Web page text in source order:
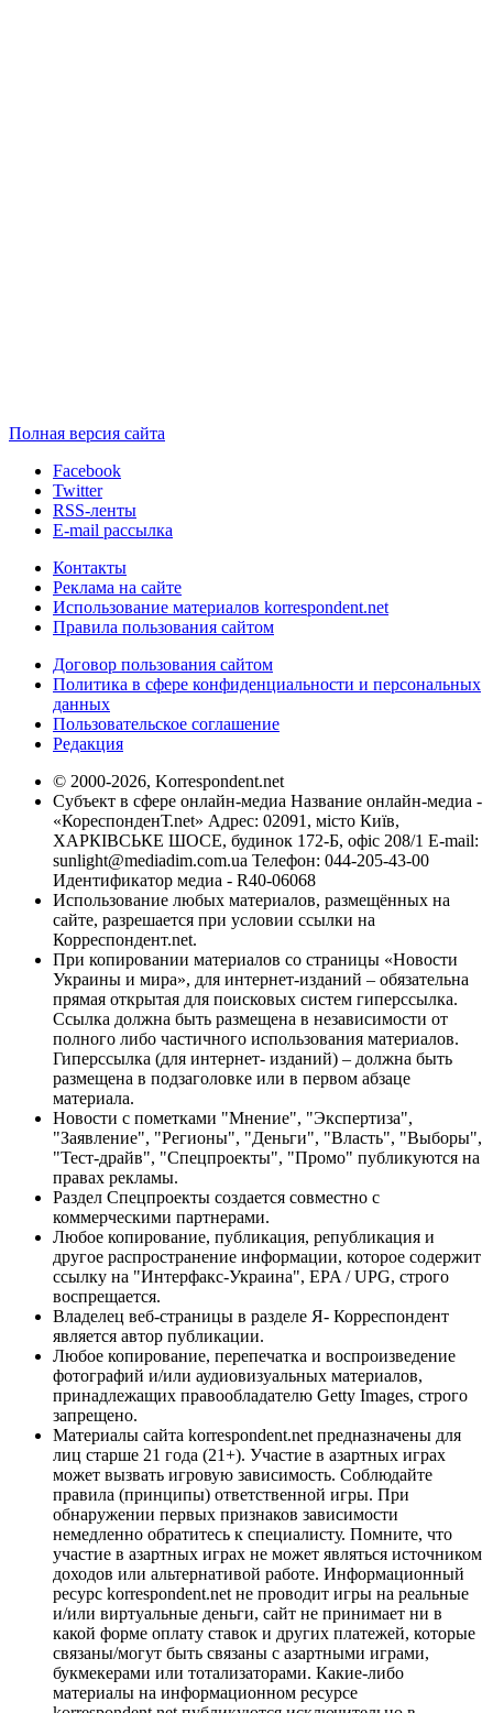
Полная версия сайта
Facebook
Twitter
RSS-ленты
E-mail рассылка
Контакты
Реклама на сайте
Использование материалов korrespondent.net
Правила пользования сайтом
Договор пользования сайтом
Политика в сфере конфиденциальности и персональных
данных
Пользовательское соглашение
Редакция
© 2000-2026, Korrespondent.net
Субъект в сфере онлайн-медиа Название онлайн-медиа -
«КореспонденТ.net» Адрес: 02091, місто Київ,
ХАРКІВСЬКЕ ШОСЕ, будинок 172-Б, офіс 208/1 E-mail:
sunlight@mediadim.com.ua Телефон: 044-205-43-00
Идентификатор медиа - R40-06068
Использование любых материалов, размещённых на
сайте, разрешается при условии ссылки на
Корреспондент.net.
При копировании материалов со страницы «Новости
Украины и мира», для интернет-изданий – обязательна
прямая открытая для поисковых систем гиперссылка.
Ссылка должна быть размещена в независимости от
полного либо частичного использования материалов.
Гиперссылка (для интернет- изданий) – должна быть
размещена в подзаголовке или в первом абзаце
материала.
Новости с пометками "Мнение", "Экспертиза",
"Заявление", "Регионы", "Деньги", "Власть", "Выборы",
"Тест-драйв", "Спецпроекты", "Промо" публикуются на
правах рекламы.
Раздел Спецпроекты создается совместно с
коммерческими партнерами.
Любое копирование, публикация, републикация и
другое распространение информации, которое содержит
ссылку на "Интерфакс-Украина", EPA / UPG, строго
воспрещается.
Владелец веб-страницы в разделе Я- Корреспондент
является автор публикации.
Любое копирование, перепечатка и воспроизведение
фотографий и/или аудиовизуальных материалов,
принадлежащих правообладателю Getty Images, строго
запрещено.
Материалы сайта korrespondent.net предназначены для
лиц старше 21 года (21+). Участие в азартных играх
может вызвать игровую зависимость. Соблюдайте
правила (принципы) ответственной игры. При
обнаружении первых признаков зависимости
немедленно обратитесь к специалисту. Помните, что
участие в азартных играх не может являться источником
доходов или альтернативой работе. Информационный
ресурс korrespondent.net не проводит игры на реальные
и/или виртуальные деньги, сайт не принимает ни в
какой форме оплату ставок и других платежей, которые
связаны/могут быть связаны с азартными играми,
букмекерами или тотализаторами. Какие-либо
материалы на информационном ресурсе